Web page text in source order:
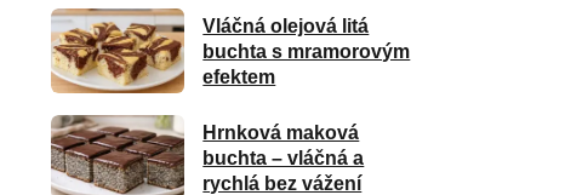
Vláčná olejová litá
buchta s mramorovým
efektem
Hrnková maková
buchta – vláčná a
rychlá bez vážení